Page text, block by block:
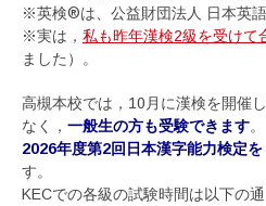
※英検®は、公益財団法人 日本英語
※実は， 私も昨年漢検2級を受けて
ました）。
高槻本校では，10月に漢検を開催
なく， 一般生の方も受験できます。
2026年度第2回日本漢字能力検定
す。
KECでの各級の試験時間は以下の通